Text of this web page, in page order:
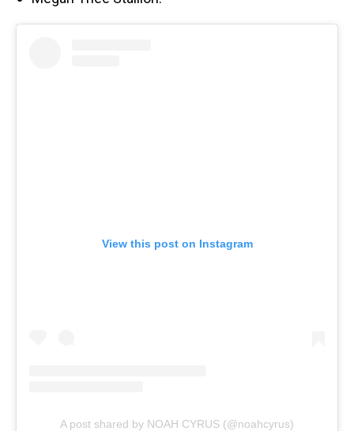
View this post on Instagram
A post shared by NOAH CYRUS (@noahcyrus)